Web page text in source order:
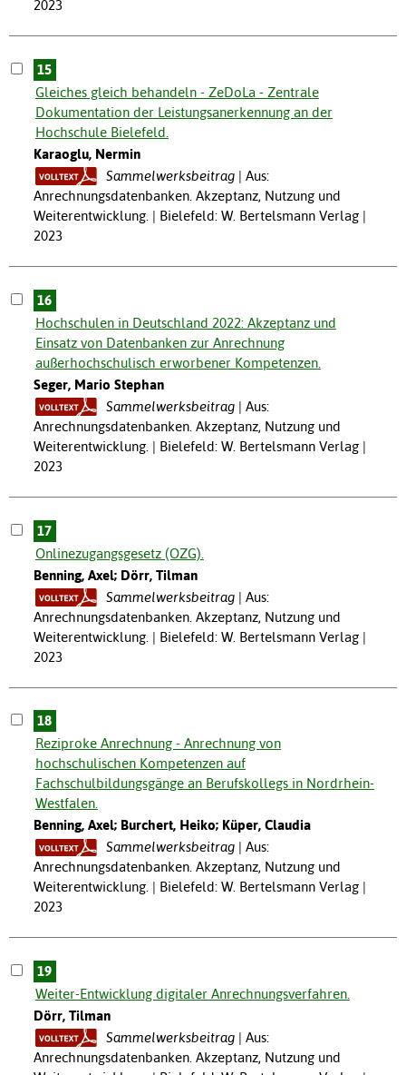
2023
15
Gleiches gleich behandeln - ZeDoLa - Zentrale
Dokumentation der Leistungsanerkennung an der
Hochschule Bielefeld.
Karaoglu, Nermin
Sammelwerksbeitrag
Aus:
Anrechnungsdatenbanken. Akzeptanz, Nutzung und
Weiterentwicklung. | Bielefeld: W. Bertelsmann Verlag |
2023
16
Hochschulen in Deutschland 2022: Akzeptanz und
Einsatz von Datenbanken zur Anrechnung
außerhochschulisch erworbener Kompetenzen.
Seger, Mario Stephan
Sammelwerksbeitrag
Aus:
Anrechnungsdatenbanken. Akzeptanz, Nutzung und
Weiterentwicklung. | Bielefeld: W. Bertelsmann Verlag |
2023
17
Onlinezugangsgesetz (OZG).
Benning, Axel; Dörr, Tilman
Sammelwerksbeitrag
Aus:
Anrechnungsdatenbanken. Akzeptanz, Nutzung und
Weiterentwicklung. | Bielefeld: W. Bertelsmann Verlag |
2023
18
Reziproke Anrechnung - Anrechnung von
hochschulischen Kompetenzen auf
Fachschulbildungsgänge an Berufskollegs in Nordrhein-
Westfalen.
Benning, Axel; Burchert, Heiko; Küper, Claudia
Sammelwerksbeitrag
Aus:
Anrechnungsdatenbanken. Akzeptanz, Nutzung und
Weiterentwicklung. | Bielefeld: W. Bertelsmann Verlag |
2023
19
Weiter-Entwicklung digitaler Anrechnungsverfahren.
Dörr, Tilman
Sammelwerksbeitrag
Aus:
Anrechnungsdatenbanken. Akzeptanz, Nutzung und